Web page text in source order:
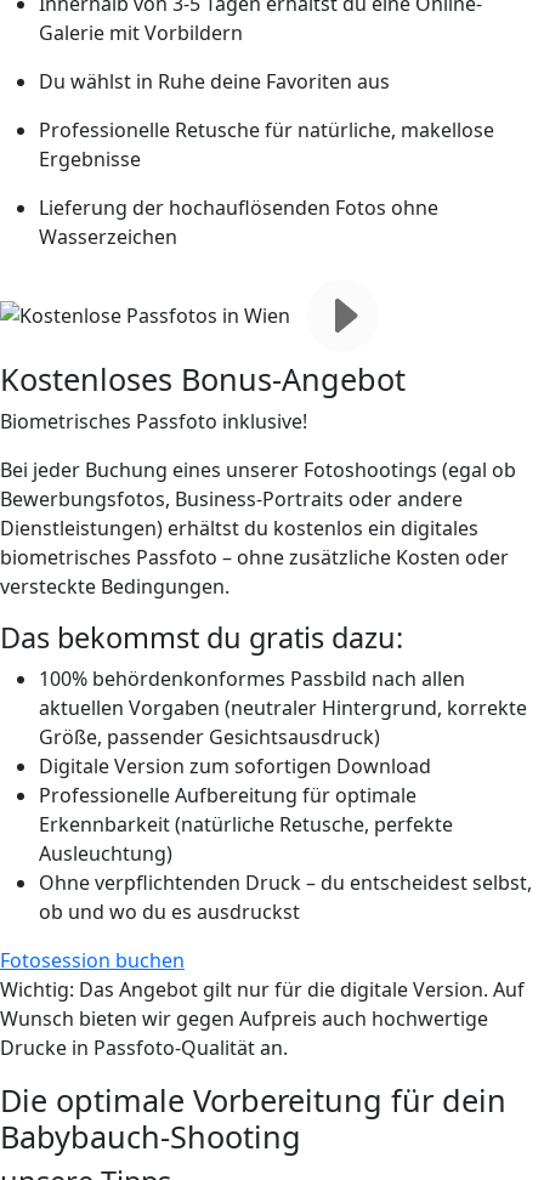
Galerie mit Vorbildern
Du wählst in Ruhe deine Favoriten aus
Professionelle Retusche für natürliche, makellose
Ergebnisse
Lieferung der hochauflösenden Fotos ohne
Wasserzeichen
Kostenloses Bonus-Angebot
Biometrisches Passfoto inklusive!
Bei jeder Buchung eines unserer Fotoshootings (egal ob
Bewerbungsfotos, Business-Portraits oder andere
Dienstleistungen) erhältst du kostenlos ein digitales
biometrisches Passfoto – ohne zusätzliche Kosten oder
versteckte Bedingungen.
Das bekommst du gratis dazu:
100% behördenkonformes Passbild nach allen
aktuellen Vorgaben (neutraler Hintergrund, korrekte
Größe, passender Gesichtsausdruck)
Digitale Version zum sofortigen Download
Professionelle Aufbereitung für optimale
Erkennbarkeit (natürliche Retusche, perfekte
Ausleuchtung)
Ohne verpflichtenden Druck – du entscheidest selbst,
ob und wo du es ausdruckst
Fotosession buchen
Wichtig: Das Angebot gilt nur für die digitale Version. Auf
Wunsch bieten wir gegen Aufpreis auch hochwertige
Drucke in Passfoto-Qualität an.
Die optimale Vorbereitung für dein
Babybauch-Shooting